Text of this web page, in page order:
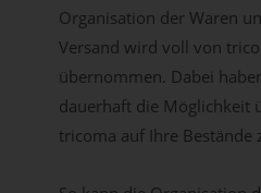
Organisation der Waren
Versand wird voll von
übernommen. Dabei
dauerhaft die Möglichkeit
tricoma auf Ihre Bestände